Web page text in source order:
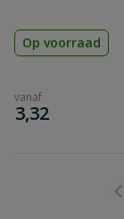
Op voorraad
vanaf
€
3,32